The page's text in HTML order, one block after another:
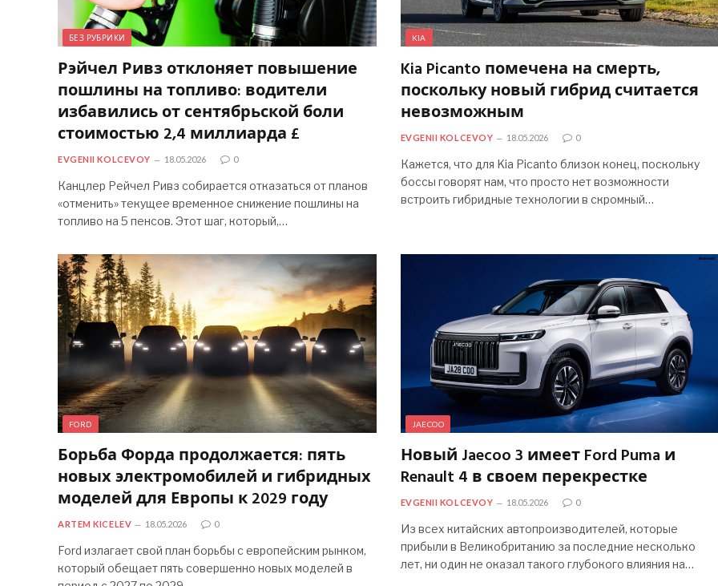
БЕЗ РУБРИКИ
Рэйчел Ривз отклоняет повышение
пошлины на топливо: водители
избавились от сентябрьской боли
стоимостью 2,4 миллиарда £
EVGENII KOLCEVOY 18.05.2026 0
Канцлер Рейчел Ривз собирается отказаться от планов
«отменить» текущее временное снижение пошлины на
топливо на 5 пенсов. Этот шаг, который,…
KIA
Kia Picanto помечена на смерть,
поскольку новый гибрид считается
невозможным
EVGENII KOLCEVOY 18.05.2026 0
Кажется, что для Kia Picanto близок конец, поскольку
боссы говорят нам, что просто нет возможности
встроить гибридные технологии в скромный…
FORD
Борьба Форда продолжается: пять
новых электромобилей и гибридных
моделей для Европы к 2029 году
ARTEM KICELEV 18.05.2026 0
Ford излагает свой план борьбы с европейским рынком,
который обещает пять совершенно новых моделей в
JAECOO
Новый Jaecoo 3 имеет Ford Puma и
Renault 4 в своем перекрестке
EVGENII KOLCEVOY 18.05.2026 0
Из всех китайских автопроизводителей, которые
прибыли в Великобританию за последние несколько
лет, ни один не оказал такого глубокого влияния на…